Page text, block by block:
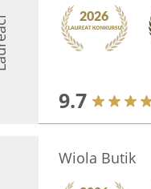
9.7
Wiola Butik